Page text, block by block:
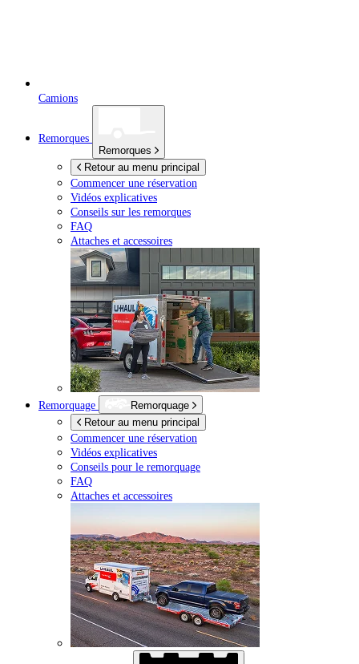
Camions
Remorques
Remorques
Retour au menu principal
Commencer une réservation
Vidéos explicatives
Conseils sur les remorques
FAQ
Attaches et accessoires
Remorquage
Remorquage
Retour au menu principal
Commencer une réservation
Vidéos explicatives
Conseils pour le remorquage
FAQ
Attaches et accessoires